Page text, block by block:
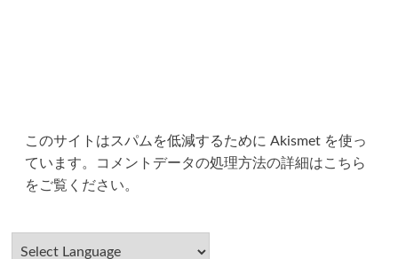
このサイトはスパムを低減するために Akismet を使っ
ています。
コメントデータの処理方法の詳細はこちら
をご覧ください。